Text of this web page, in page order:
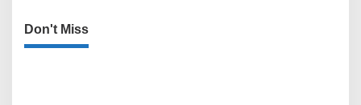
Don't Miss